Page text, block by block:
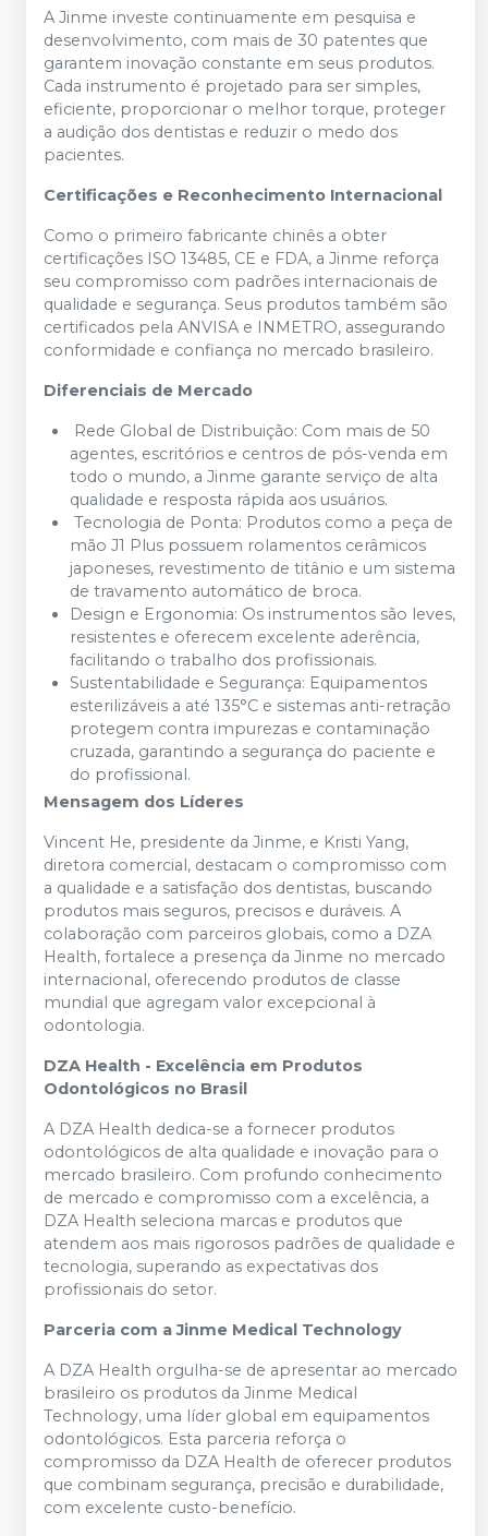
A Jinme investe continuamente em pesquisa e
desenvolvimento, com mais de 30 patentes que
garantem inovação constante em seus produtos.
Cada instrumento é projetado para ser simples,
eficiente, proporcionar o melhor torque, proteger
a audição dos dentistas e reduzir o medo dos
pacientes.
Certificações e Reconhecimento Internacional
Como o primeiro fabricante chinês a obter
certificações ISO 13485, CE e FDA, a Jinme reforça
seu compromisso com padrões internacionais de
qualidade e segurança. Seus produtos também são
certificados pela ANVISA e INMETRO, assegurando
conformidade e confiança no mercado brasileiro.
Diferenciais de Mercado
Rede Global de Distribuição: Com mais de 50
agentes, escritórios e centros de pós-venda em
todo o mundo, a Jinme garante serviço de alta
qualidade e resposta rápida aos usuários.
Tecnologia de Ponta: Produtos como a peça de
mão J1 Plus possuem rolamentos cerâmicos
japoneses, revestimento de titânio e um sistema
de travamento automático de broca.
Design e Ergonomia: Os instrumentos são leves,
resistentes e oferecem excelente aderência,
facilitando o trabalho dos profissionais.
Sustentabilidade e Segurança: Equipamentos
esterilizáveis a até 135°C e sistemas anti-retração
protegem contra impurezas e contaminação
cruzada, garantindo a segurança do paciente e
do profissional.
Mensagem dos Líderes
Vincent He, presidente da Jinme, e Kristi Yang,
diretora comercial, destacam o compromisso com
a qualidade e a satisfação dos dentistas, buscando
produtos mais seguros, precisos e duráveis. A
colaboração com parceiros globais, como a DZA
Health, fortalece a presença da Jinme no mercado
internacional, oferecendo produtos de classe
mundial que agregam valor excepcional à
odontologia.
DZA Health - Excelência em Produtos
Odontológicos no Brasil
A DZA Health dedica-se a fornecer produtos
odontológicos de alta qualidade e inovação para o
mercado brasileiro. Com profundo conhecimento
de mercado e compromisso com a excelência, a
DZA Health seleciona marcas e produtos que
atendem aos mais rigorosos padrões de qualidade e
tecnologia, superando as expectativas dos
profissionais do setor.
Parceria com a Jinme Medical Technology
A DZA Health orgulha-se de apresentar ao mercado
brasileiro os produtos da Jinme Medical
Technology, uma líder global em equipamentos
odontológicos. Esta parceria reforça o
compromisso da DZA Health de oferecer produtos
que combinam segurança, precisão e durabilidade,
com excelente custo-benefício.